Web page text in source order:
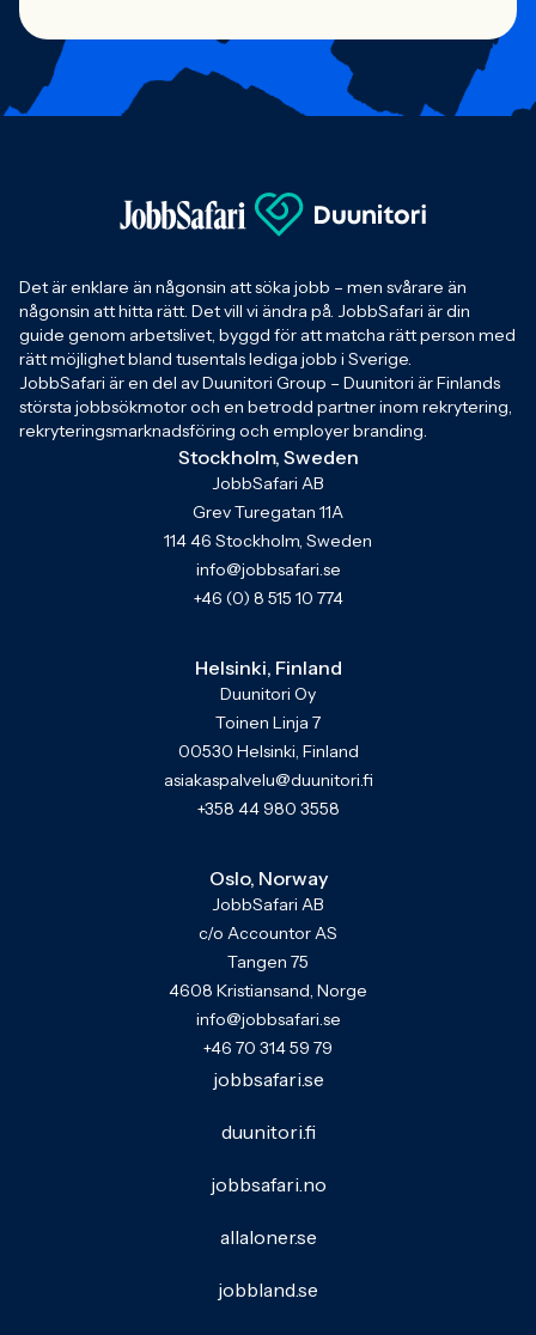
Det är enklare än någonsin att söka jobb – men svårare än
någonsin att hitta rätt. Det vill vi ändra på. JobbSafari är din
guide genom arbetslivet, byggd för att matcha rätt person med
rätt möjlighet bland tusentals lediga jobb i Sverige.
JobbSafari är en del av Duunitori Group – Duunitori är Finlands
största jobbsökmotor och en betrodd partner inom rekrytering,
rekryteringsmarknadsföring och employer branding.
Stockholm, Sweden
JobbSafari AB
Grev Turegatan 11A
114 46 Stockholm, Sweden
info@jobbsafari.se
+46 (0) 8 515 10 774
Helsinki, Finland
Duunitori Oy
Toinen Linja 7
00530 Helsinki, Finland
asiakaspalvelu@duunitori.fi
+358 44 980 3558
Oslo, Norway
JobbSafari AB
c/o Accountor AS
Tangen 75
4608 Kristiansand, Norge
info@jobbsafari.se
+46 70 314 59 79
jobbsafari.se
duunitori.fi
jobbsafari.no
allaloner.se
jobbland.se